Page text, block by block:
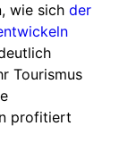
wie sich der
Tourismus
profitiert